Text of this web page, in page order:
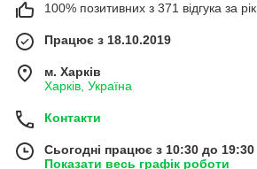
100% позитивних з 371 відгука за рік
Працює з 18.10.2019
м. Харків
Харків, Україна
Контакти
Сьогодні працює з 10:30 до 19:30
Показати весь графік роботи